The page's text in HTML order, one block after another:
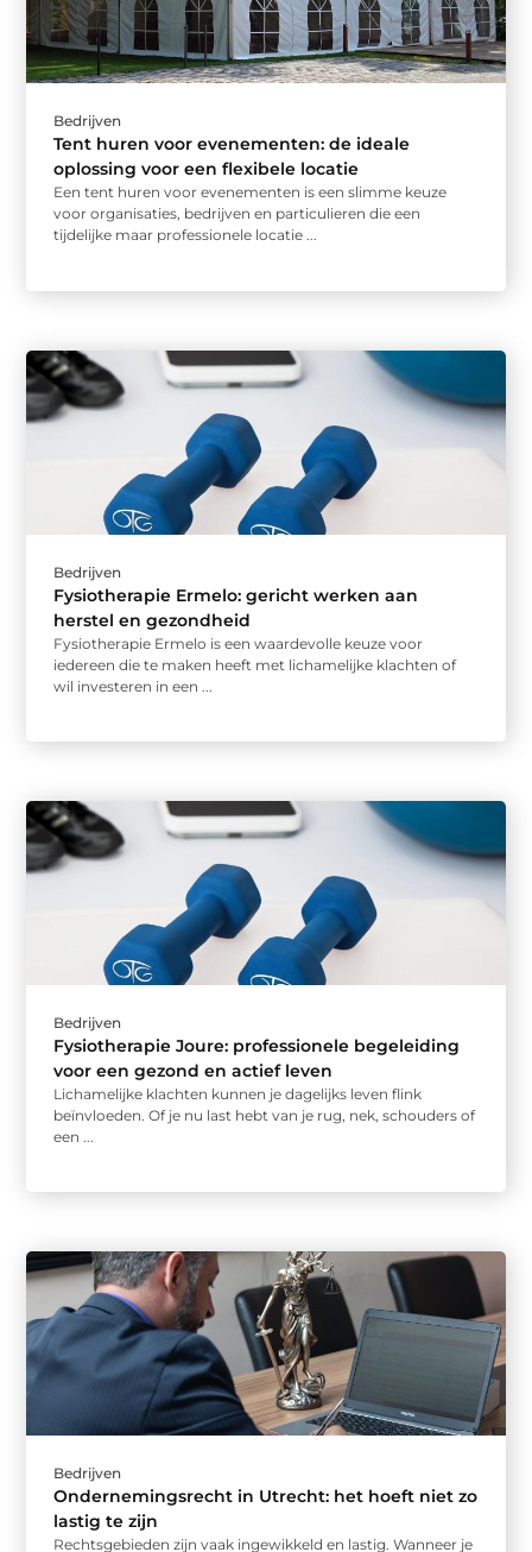
Bedrijven
Tent huren voor evenementen: de ideale
oplossing voor een flexibele locatie
Een tent huren voor evenementen is een slimme keuze
voor organisaties, bedrijven en particulieren die een
tijdelijke maar professionele locatie ...
Bedrijven
Fysiotherapie Ermelo: gericht werken aan
herstel en gezondheid
Fysiotherapie Ermelo is een waardevolle keuze voor
iedereen die te maken heeft met lichamelijke klachten of
wil investeren in een ...
Bedrijven
Fysiotherapie Joure: professionele begeleiding
voor een gezond en actief leven
Lichamelijke klachten kunnen je dagelijks leven flink
beïnvloeden. Of je nu last hebt van je rug, nek, schouders of
een ...
Bedrijven
Ondernemingsrecht in Utrecht: het hoeft niet zo
lastig te zijn
Rechtsgebieden zijn vaak ingewikkeld en lastig. Wanneer je